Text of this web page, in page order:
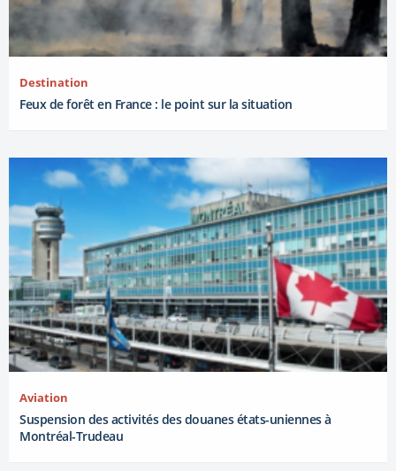
Destination
Feux de forêt en France : le point sur la situation
Aviation
Suspension des activités des douanes états-uniennes à
Montréal-Trudeau